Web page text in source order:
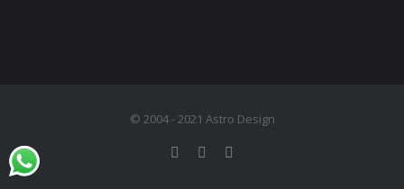
© 2004 - 2021 Astro Design